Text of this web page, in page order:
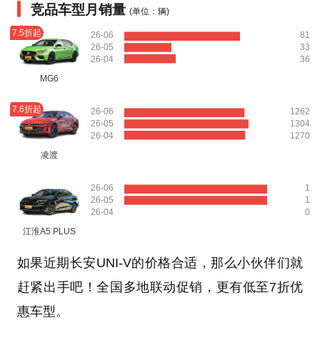
竞品车型月销量 (单位：辆)
7.5折起
MG6
26-06
26-05
26-04
81
33
36
7.6折起
凌渡
26-06
26-05
26-04
1262
1304
1270
江淮A5 PLUS
26-06
26-05
26-04
1
1
0
如果近期长安UNI-V的价格合适，那么小伙伴们就
赶紧出手吧！全国多地联动促销，更有低至7折优
惠车型。